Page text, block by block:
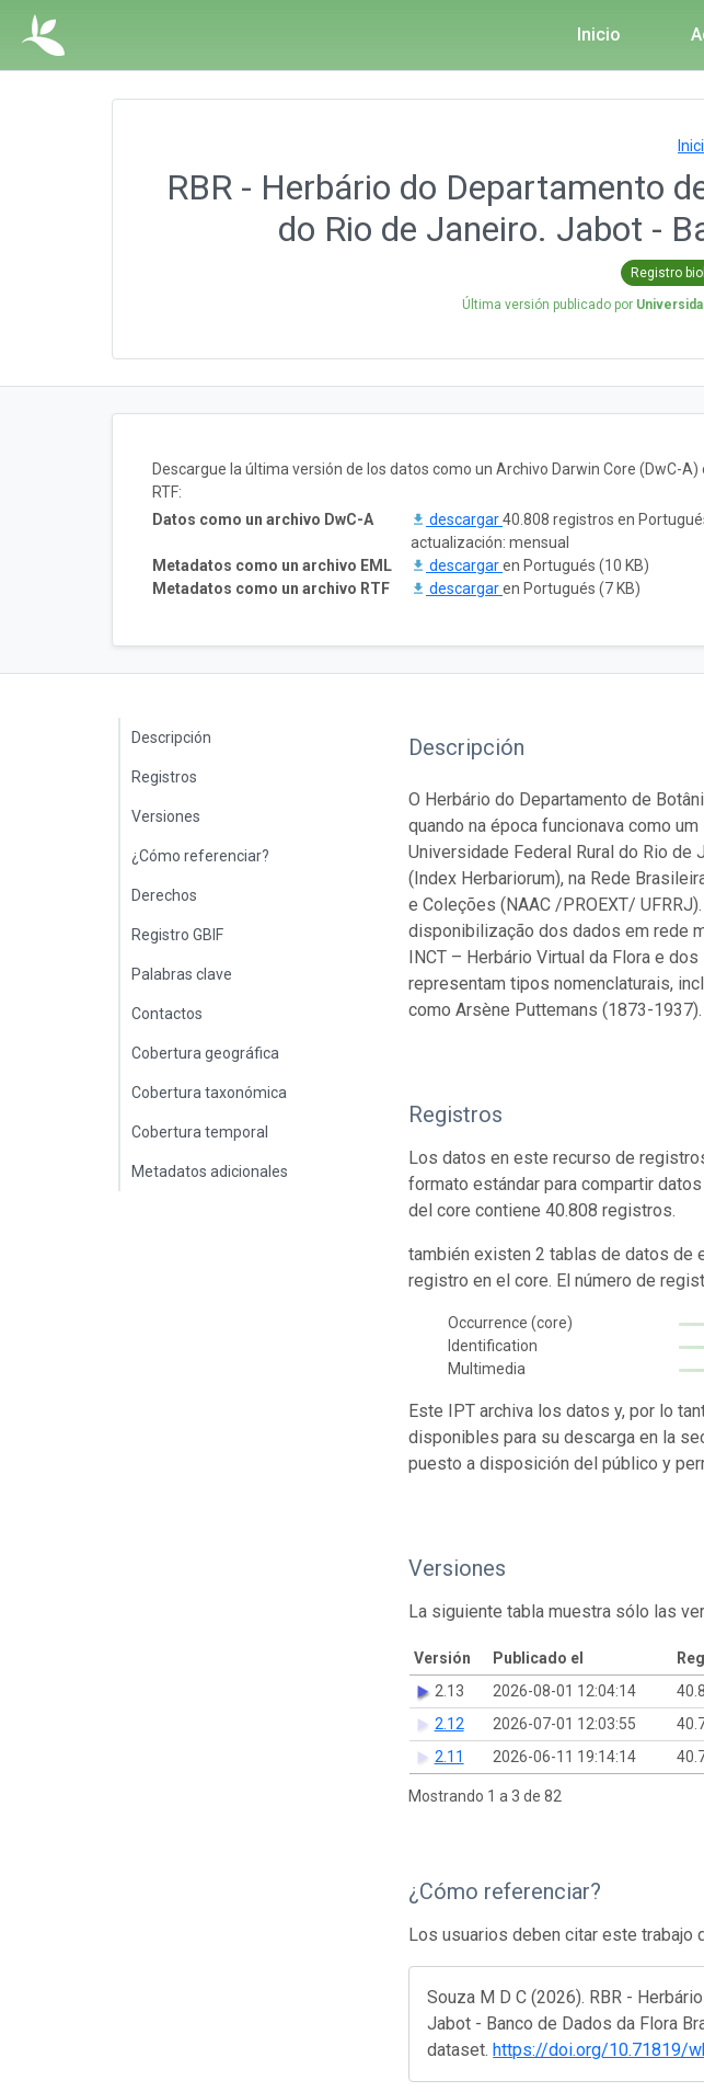
Inicio
RBR - Herbário do Departamento
do Rio de Janeiro. Jabot -
Registro
Última versión publicado por
Descargue la última versión de los datos como un Archivo Darwin Core (DwC-
RTF:
Datos como un archivo DwC-A
descargar40.808 registros en
actualización: mensual
Metadatos como un archivo EML
descargaren Portugués (10 KB)
Metadatos como un archivo RTF
descargaren Portugués (7 KB)
Descripción
Registros
Versiones
¿Cómo referenciar?
Derechos
Registro GBIF
Palabras clave
Contactos
Cobertura geográfica
Cobertura taxonómica
Cobertura temporal
Metadatos adicionales
Descripción
O Herbário do Departamento de
quando na época funcionava como
Universidade Federal Rural do Rio de
(Index Herbariorum), na Rede
e Coleções (NAAC /PROEXT/
disponibilização dos dados em rede
INCT – Herbário Virtual da Flora e
representam tipos nomenclaturais,
como Arsène Puttemans (1873-1937).
Registros
Los datos en este recurso de
formato estándar para compartir
del core contiene 40.808 registros.
también existen 2 tablas de datos de
registro en el core. El número de
Occurrence (core)
Identification
Multimedia
Este IPT archiva los datos y, por lo
disponibles para su descarga en la
puesto a disposición del público y
Versiones
La siguiente tabla muestra sólo las
Versión Publicado el
2.13
2026-08-01 12:04:14
2.12
2026-07-01 12:03:55
2.11
2026-06-11 19:14:14
Mostrando 1 a 3 de 82
¿Cómo referenciar?
Los usuarios deben citar este trabajo
Souza M D C (2026). RBR -
Jabot - Banco de Dados da Flora
dataset. https://doi.org/10.71819/